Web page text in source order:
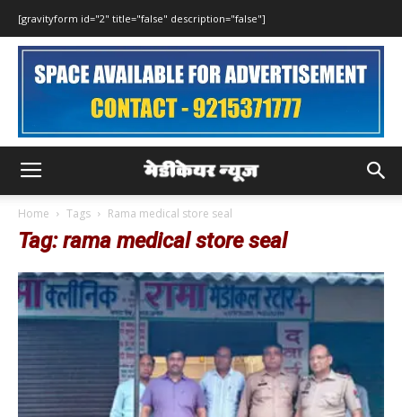
[gravityform id="2" title="false" description="false"]
Home Tags Rama medical store seal
Tag: rama medical store seal